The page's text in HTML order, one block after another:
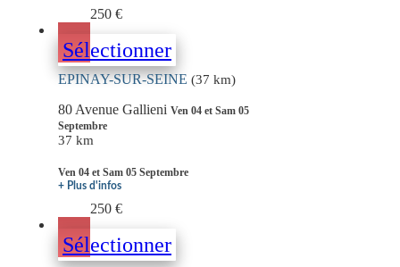
250 €
Sélectionner
EPINAY-SUR-SEINE (37 km)
80 Avenue Gallieni Ven 04 et Sam 05
Septembre
37 km
Ven 04 et Sam 05 Septembre
+ Plus d'infos
250 €
Sélectionner